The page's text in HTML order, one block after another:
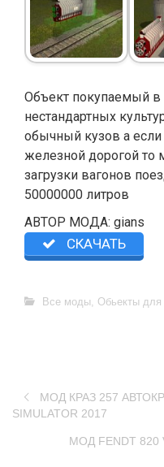
Объект покупаемый в
нестандартных
обычный кузов а если
железной дорогой то
загрузки вагонов
50000000 литров
АВТОР МОДА: gians
СКАЧАТЬ
Все моды, Обьекты для
МОД КРАЗ 257
SIMULATOR 2017
МОД FENDT 820